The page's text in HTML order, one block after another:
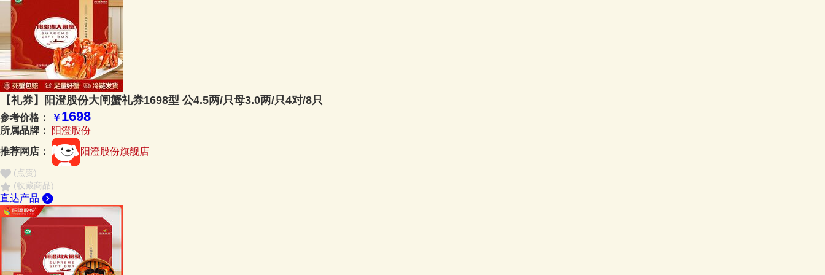
【礼券】阳澄股份大闸蟹礼券1698型 公4.5两/只母3.0两/只4对/8只
参考价格： ￥1698
所属品牌：
阳澄股份
推荐网店：
阳澄股份旗舰店
(点赞)
(收藏商品)
直达产品